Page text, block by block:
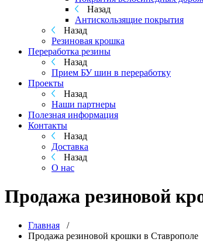
Назад
Антискользящие покрытия
Назад
Резиновая крошка
Переработка резины
Назад
Прием БУ шин в переработку
Проекты
Назад
Наши партнеры
Полезная информация
Контакты
Назад
Доставка
Назад
О нас
Продажа резиновой
Главная /
Продажа резиновой крошки в Ставрополе